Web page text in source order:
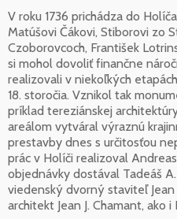
V roku 1736 prichádza do
Matúšovi Čákovi, Stiborovi zo
Czoborovcoch, František
si mohol dovoliť finančne
realizovali v niekoľkých
18. storočia. Vznikol tak
príklad tereziánskej
areálom vytváral výraznú
prestavby dnes s určitosťou
prác v Holíči realizoval
objednávky dostával Tadeáš
viedenský dvorný staviteľ
architekt Jean J. Chamant, ako